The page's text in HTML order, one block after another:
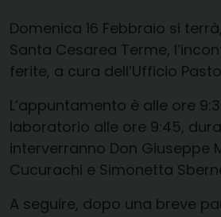
Domenica 16 Febbraio si
Santa Cesarea Terme,
ferite, a cura dell’Ufficio
L’appuntamento è alle ore
laboratorio alle ore 9:45,
interverranno Don Giuseppe
Cucurachi e Simonetta
A seguire, dopo una breve